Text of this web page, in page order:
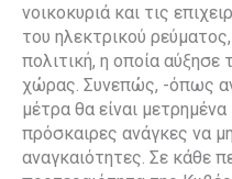
νοικοκυριά και τις
του ηλεκτρικού
πολιτική, η οποία
χώρας. Συνεπώς, -όπως
μέτρα θα είναι
πρόσκαιρες ανάγκες να
αναγκαιότητες. Σε κάθε